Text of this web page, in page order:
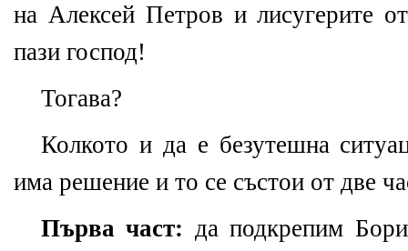
на Алексей Петров и лисугерите
пази господ!
Тогава?
Колкото и да е безутешна
има решение и то се състои от две
Първа част: да подкрепим